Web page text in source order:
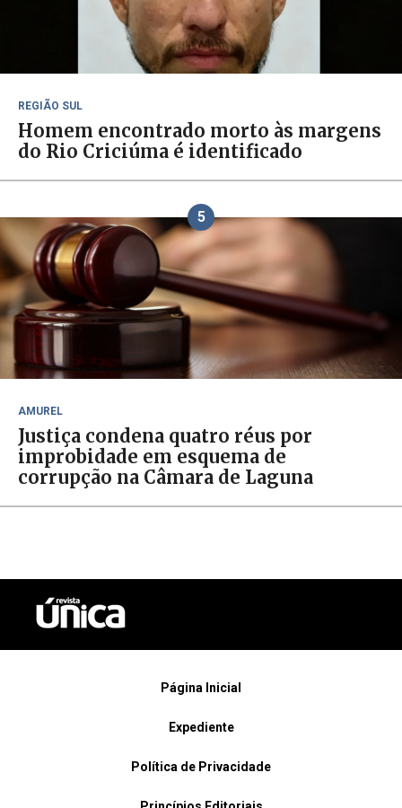
REGIÃO SUL
Homem encontrado morto às margens
do Rio Criciúma é identificado
5
AMUREL
Justiça condena quatro réus por
improbidade em esquema de
corrupção na Câmara de Laguna
Página Inicial
Expediente
Política de Privacidade